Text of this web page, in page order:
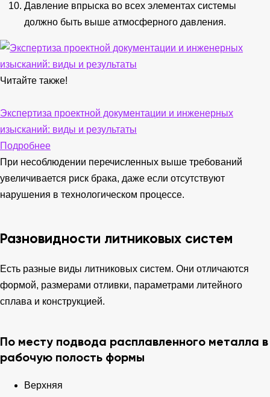
Давление впрыска во всех элементах системы
должно быть выше атмосферного давления.
Читайте также!
Экспертиза проектной документации и инженерных
изысканий: виды и результаты
Подробнее
При несоблюдении перечисленных выше требований
увеличивается риск брака, даже если отсутствуют
нарушения в технологическом процессе.
Разновидности литниковых систем
Есть разные виды литниковых систем. Они отличаются
формой, размерами отливки, параметрами литейного
сплава и конструкцией.
По месту подвода расплавленного металла в
рабочую полость формы
Верхняя